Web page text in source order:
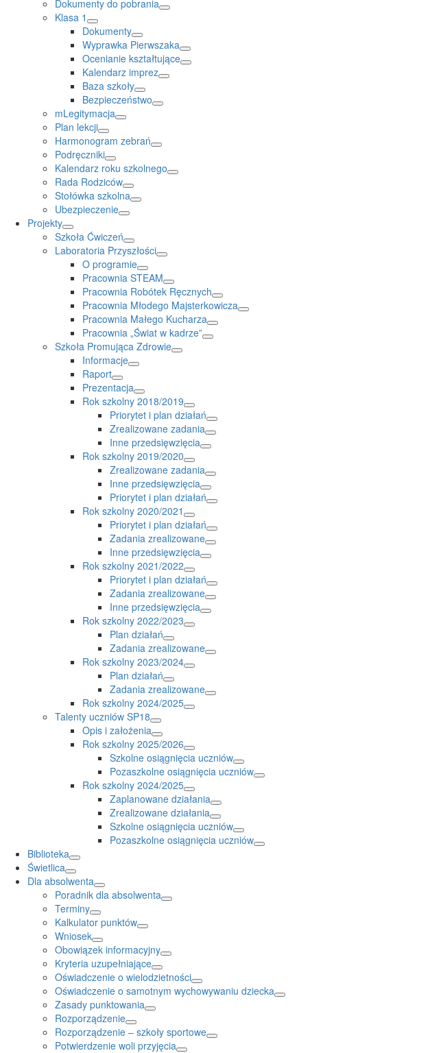
Dokumenty do pobrania
Klasa 1
Dokumenty
Wyprawka Pierwszaka
Ocenianie kształtujące
Kalendarz imprez
Baza szkoły
Bezpieczeństwo
mLegitymacja
Plan lekcji
Harmonogram zebrań
Podręczniki
Kalendarz roku szkolnego
Rada Rodziców
Stołówka szkolna
Ubezpieczenie
Projekty
Szkoła Ćwiczeń
Laboratoria Przyszłości
O programie
Pracownia STEAM
Pracownia Robótek Ręcznych
Pracownia Młodego Majsterkowicza
Pracownia Małego Kucharza
Pracownia „Świat w kadrze”
Szkoła Promująca Zdrowie
Informacje
Raport
Prezentacja
Rok szkolny 2018/2019
Priorytet i plan działań
Zrealizowane zadania
Inne przedsięwzięcia
Rok szkolny 2019/2020
Zrealizowane zadania
Inne przedsięwzięcia
Priorytet i plan działań
Rok szkolny 2020/2021
Priorytet i plan działań
Zadania zrealizowane
Inne przedsięwzięcia
Rok szkolny 2021/2022
Priorytet i plan działań
Zadania zrealizowane
Inne przedsięwzięcia
Rok szkolny 2022/2023
Plan działań
Zadania zrealizowane
Rok szkolny 2023/2024
Plan działań
Zadania zrealizowane
Rok szkolny 2024/2025
Talenty uczniów SP18
Opis i założenia
Rok szkolny 2025/2026
Szkolne osiągnięcia uczniów
Pozaszkolne osiągnięcia uczniów
Rok szkolny 2024/2025
Zaplanowane działania
Zrealizowane działania
Szkolne osiągnięcia uczniów
Pozaszkolne osiągnięcia uczniów
Biblioteka
Świetlica
Dla absolwenta
Poradnik dla absolwenta
Terminy
Kalkulator punktów
Wniosek
Obowiązek informacyjny
Kryteria uzupełniające
Oświadczenie o wielodzietności
Oświadczenie o samotnym wychowywaniu dziecka
Zasady punktowania
Rozporządzenie
Rozporządzenie – szkoły sportowe
Potwierdzenie woli przyjęcia